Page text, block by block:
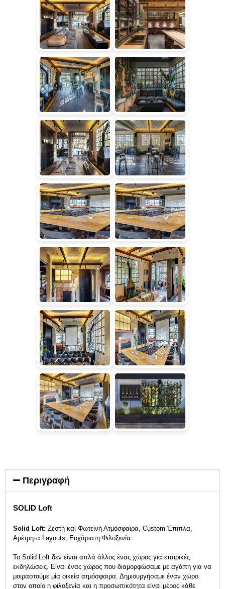
Περιγραφή
SOLID Loft
Solid Loft: Ζεστή και Φωτεινή Ατμόσφαιρα, Custom Έπιπλα,
Αμέτρητα Layouts, Ευχάριστη Φιλοξενία.
Το Solid Loft δεν είναι απλά άλλος ένας χώρος για εταιρικές
εκδηλώσεις. Eίναι ένας χώρος που διαμορφώσαμε με αγάπη για να
μοιραστούμε μία οικεία ατμόσφαιρα. Δημιουργήσαμε έναν χώρο
στον οποίο η φιλοξενία και η προσωπικότητα είναι μέρος κάθε